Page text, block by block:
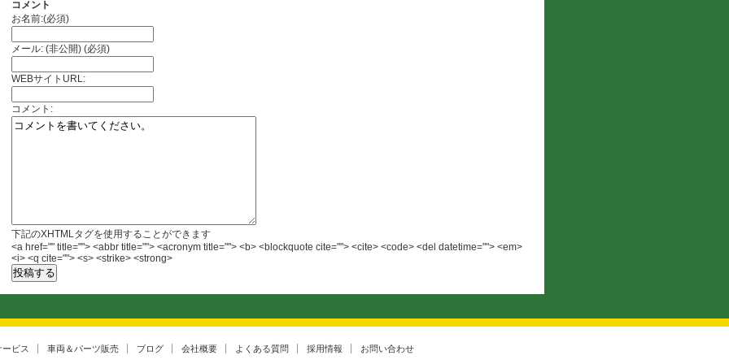
コメント
お名前:(必須)
メール: (非公開) (必須)
WEBサイトURL:
コメント:
下記のXHTMLタグを使用することができます
<a href="" title=""> <abbr title=""> <acronym title=""> <b> <blockquote cite=""> <cite> <code> <del datetime=""> <em>
<i> <q cite=""> <s> <strike> <strong>
ービス 車両＆パーツ販売 ブログ 会社概要 よくある質問 採用情報 お問い合わせ